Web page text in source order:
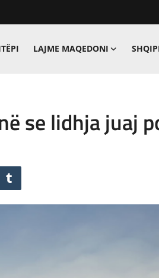
LAJME MAQEDONI
se lidhja juaj